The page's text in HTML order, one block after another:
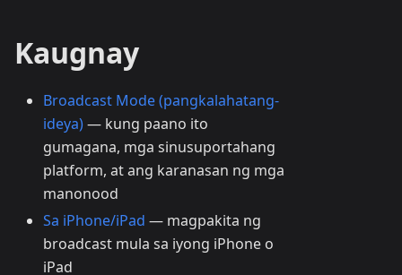
Kaugnay
Broadcast Mode (pangkalahatang-
ideya)— kung paano ito
gumagana, mga sinusuportahang
platform, at ang karanasan ng mga
manonood
Sa iPhone/iPad — magpakita ng
broadcast mula sa iyong iPhone o
iPad